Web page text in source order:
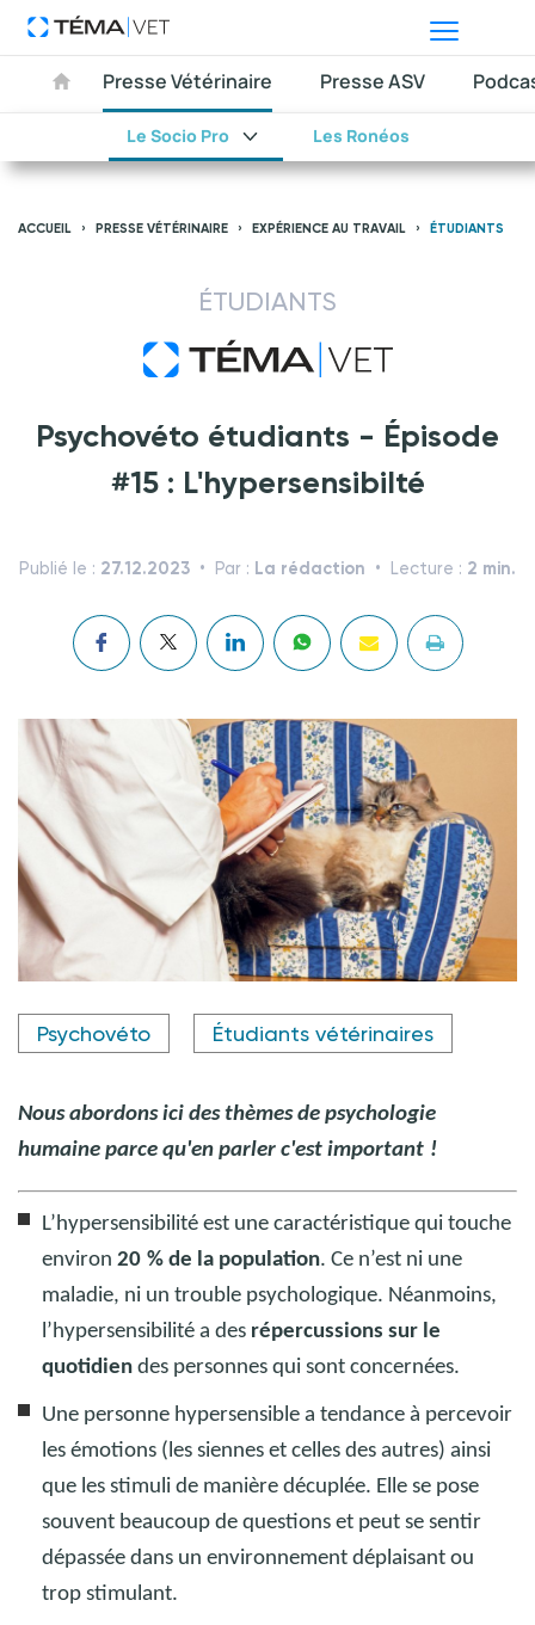
Presse Vétérinaire
Le Socio Pro Les Ronéos
Presse ASV
ACCUEIL PRESSE VÉTÉRINAIRE EXPÉRIENCE AU TRAVAIL ÉTUDIANTS
ÉTUDIANTS
Psychovéto étudiants - Épisode
#15 : L'hypersensibilté
Publié le : 27.12.2023 Par : La rédaction Lecture : 2 min.
Crédit photo @ CALLALLOO CANDCY - stock.adobe.com
Psychovéto Étudiants vétérinaires
Nous abordons ici des thèmes de psychologie
humaine parce qu'en parler c'est important !
L’hypersensibilité est une caractéristique qui touche
environ 20 % de la population. Ce n’est ni une
maladie, ni un trouble psychologique. Néanmoins,
l’hypersensibilité a des répercussions sur le
quotidien des personnes qui sont concernées.
Une personne hypersensible a tendance à percevoir
les émotions (les siennes et celles des autres) ainsi
que les stimuli de manière décuplée. Elle se pose
souvent beaucoup de questions et peut se sentir
dépassée dans un environnement déplaisant ou
trop stimulant.